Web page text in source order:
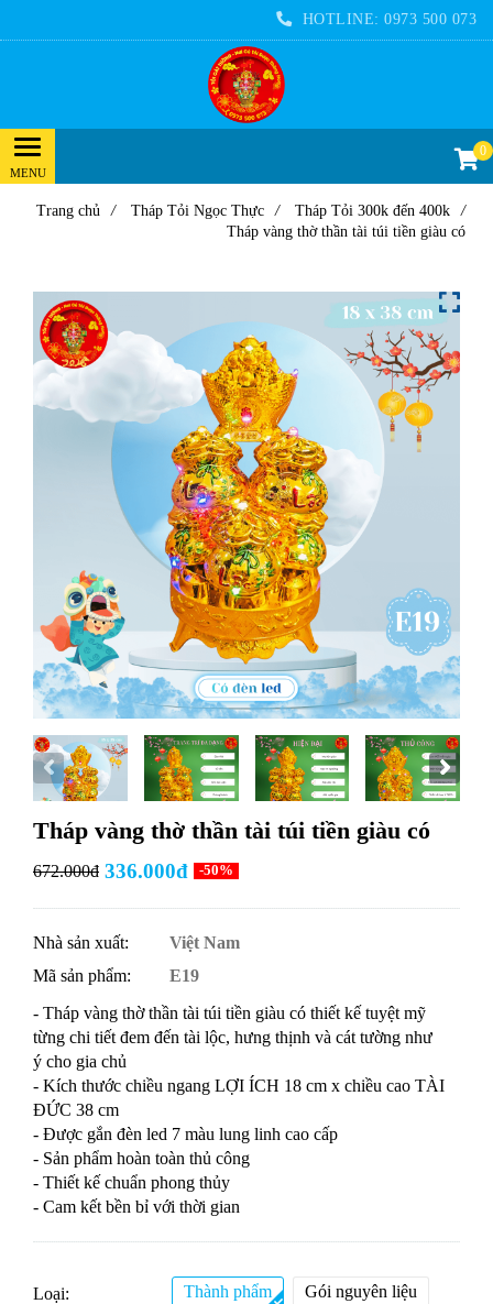
HOTLINE: 0973 500 073
0
Trang chủ / Tháp Tỏi Ngọc Thực / Tháp Tỏi 300k đến 400k
/
Tháp vàng thờ thần tài túi tiền giàu có
Tháp vàng thờ thần tài túi tiền giàu có
672.000đ 336.000đ -50%
Nhà sản xuất:
Việt Nam
Mã sản phẩm:
E19
- Tháp vàng thờ thần tài túi tiền giàu có thiết kế tuyệt mỹ
từng chi tiết đem đến tài lộc, hưng thịnh và cát tường như
ý cho gia chủ
- Kích thước chiều ngang LỢI ÍCH 18 cm x chiều cao TÀI
ĐỨC 38 cm
- Được gắn đèn led 7 màu lung linh cao cấp
- Sản phẩm hoàn toàn thủ công
- Thiết kế chuẩn phong thủy
- Cam kết bền bỉ với thời gian
Loại: Thành phẩm Gói nguyên liệu